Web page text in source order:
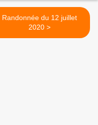
Randonnée du 12 juillet
2020 >